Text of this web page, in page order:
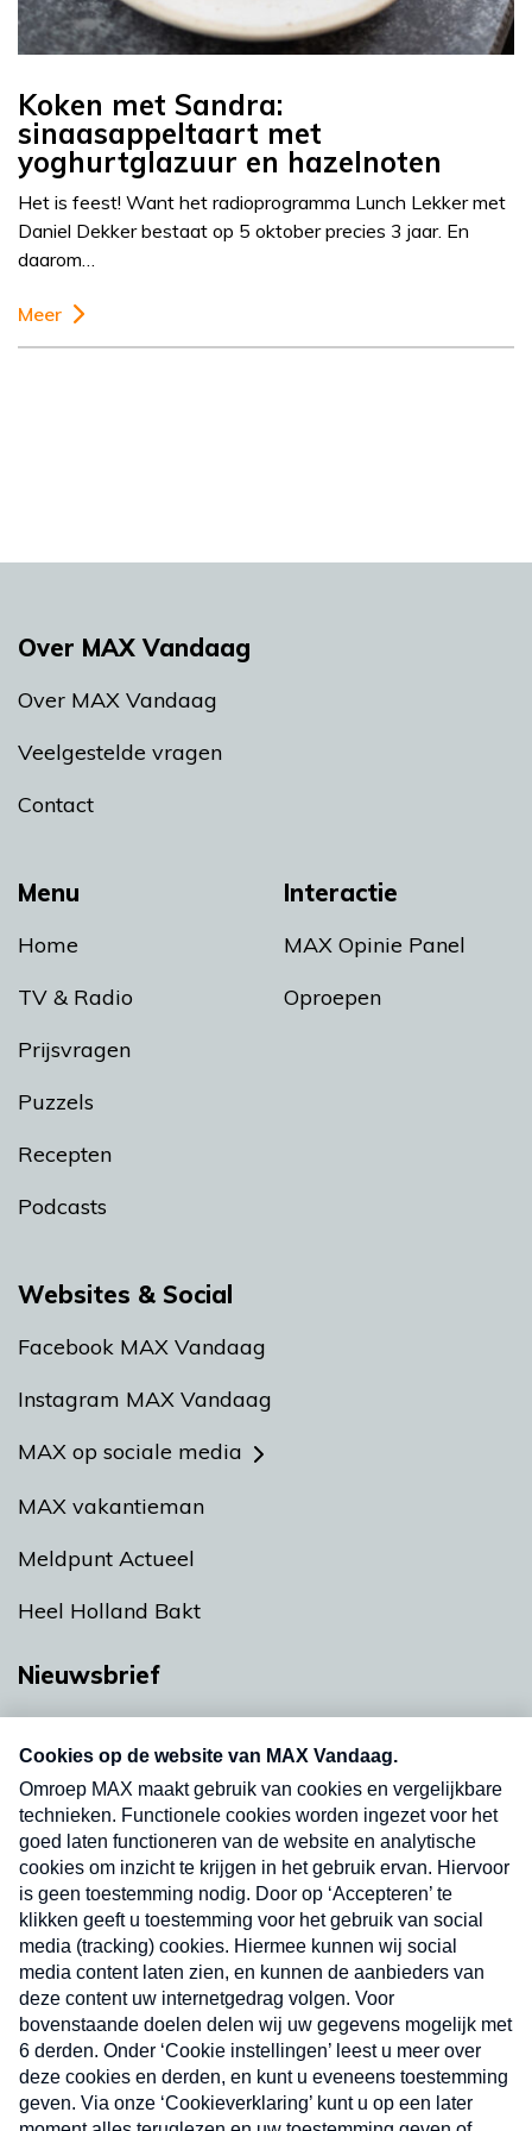
Koken met Sandra:
sinaasappeltaart met
yoghurtglazuur en hazelnoten
Het is feest! Want het radioprogramma Lunch Lekker met
Daniel Dekker bestaat op 5 oktober precies 3 jaar. En
daarom…
Meer
Menu
Home
TV & Radio
Prijsvragen
Puzzels
Recepten
Podcasts
Interactie
MAX Opinie Panel
Oproepen
Over MAX Vandaag
Over MAX Vandaag
Veelgestelde vragen
Contact
Websites & Social
Facebook MAX Vandaag
Instagram MAX Vandaag
MAX op sociale media
MAX vakantieman
Meldpunt Actueel
Heel Holland Bakt
Nieuwsbrief
Neem hier een gratis abonnement op onze
nieuwsbrief. Elke vrijdag- en dinsdagochtend in
uw mailbox.
Verzend
Nieuwsbrief
Neem hier een gratis abonnement op onze